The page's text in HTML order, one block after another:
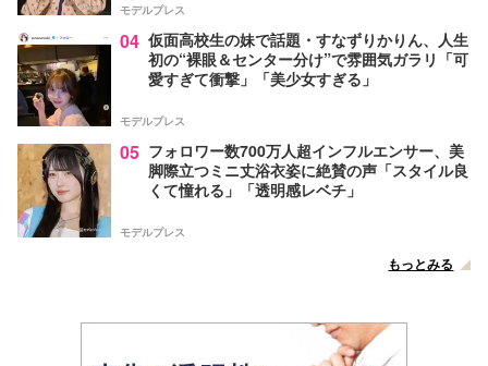
モデルプレス
04 仮面高校生の妹で話題・すなずりかりん、人生
初の“裸眼＆センター分け”で雰囲気ガラリ「可
愛すぎて衝撃」「美少女すぎる」
モデルプレス
05 フォロワー数700万人超インフルエンサー、美
脚際立つミニ丈浴衣姿に絶賛の声「スタイル良
くて憧れる」「透明感レベチ」
モデルプレス
もっとみる